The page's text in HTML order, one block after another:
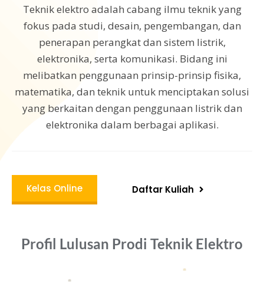
Teknik elektro adalah cabang ilmu teknik yang
fokus pada studi, desain, pengembangan, dan
penerapan perangkat dan sistem listrik,
elektronika, serta komunikasi. Bidang ini
melibatkan penggunaan prinsip-prinsip fisika,
matematika, dan teknik untuk menciptakan solusi
yang berkaitan dengan penggunaan listrik dan
elektronika dalam berbagai aplikasi.
Kelas Online Daftar Kuliah
Profil Lulusan Prodi Teknik Elektro